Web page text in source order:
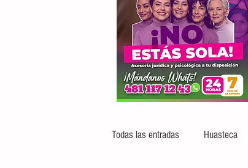
Todas las entradas Huasteca